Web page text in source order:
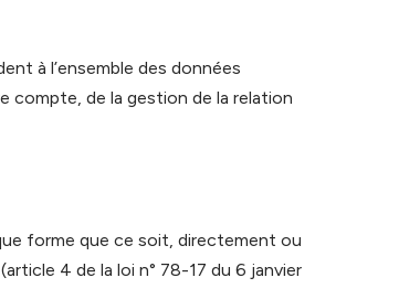
à l’ensemble des données
compte, de la gestion de la relation
forme que ce soit, directement ou
4 de la loi n° 78-17 du 6 janvier